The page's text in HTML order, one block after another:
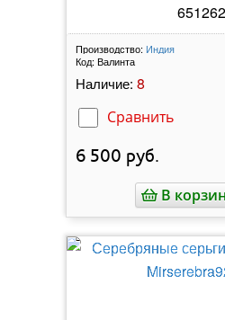
651262
Производство: Индия
Код: Валинта
Наличие: 8
Сравнить
6 500 руб.
В